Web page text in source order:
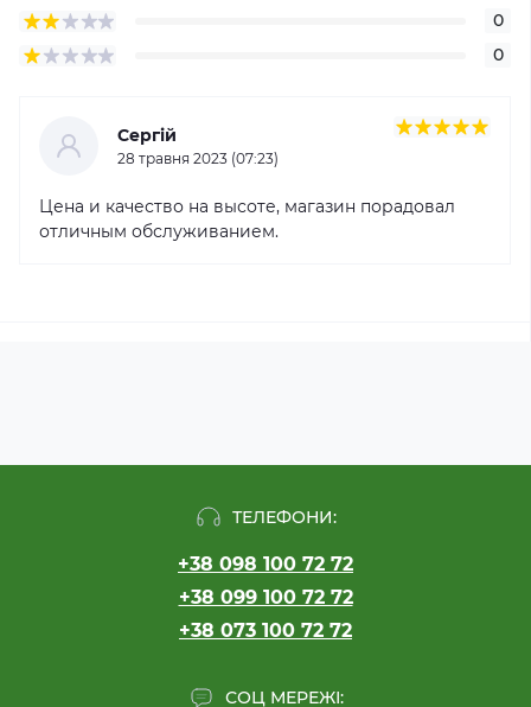
0
0
Сергій
28 травня 2023 (07:23)
Цена и качество на высоте, магазин порадовал
отличным обслуживанием.
ТЕЛЕФОНИ:
+38 098 100 72 72
+38 099 100 72 72
+38 073 100 72 72
СОЦ МЕРЕЖІ: